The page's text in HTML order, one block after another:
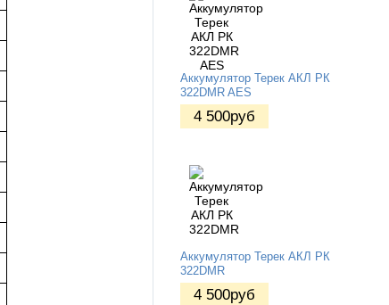
Аккумулятор Терек АКЛ РК
322DMR AES
4 500руб
Аккумулятор Терек АКЛ РК
322DMR
4 500руб